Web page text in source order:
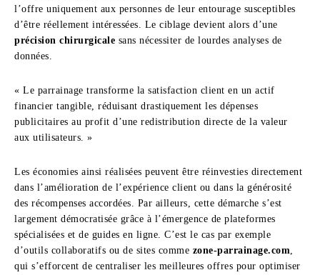
l’offre uniquement aux personnes de leur entourage susceptibles
d’être réellement intéressées. Le ciblage devient alors d’une
précision chirurgicale sans nécessiter de lourdes analyses de
données.
« Le parrainage transforme la satisfaction client en un actif
financier tangible, réduisant drastiquement les dépenses
publicitaires au profit d’une redistribution directe de la valeur
aux utilisateurs. »
Les économies ainsi réalisées peuvent être réinvesties directement
dans l’amélioration de l’expérience client ou dans la générosité
des récompenses accordées. Par ailleurs, cette démarche s’est
largement démocratisée grâce à l’émergence de plateformes
spécialisées et de guides en ligne. C’est le cas par exemple
d’outils collaboratifs ou de sites comme zone-parrainage.com,
qui s’efforcent de centraliser les meilleures offres pour optimiser